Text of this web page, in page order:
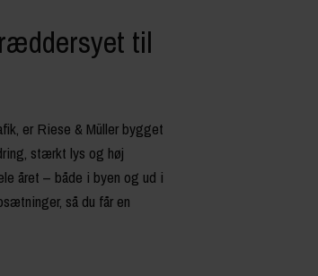
til
er Riese & Müller bygget
stærkt lys og høj
året – både i byen og ud i
så du får en